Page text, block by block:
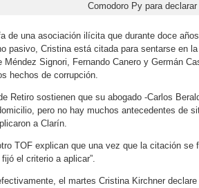
Comodoro Py para declarar
de una asociación ilícita que durante doce
pasivo, Cristina está citada para sentarse en
Méndez Signori, Fernando Canero y Germán
hechos de corrupción.
Retiro sostienen que su abogado -Carlos
pero no hay muchos antecedentes de
a Clarín.
TOF explican que una vez que la citación se
el criterio a aplicar”.
el martes Cristina Kirchner